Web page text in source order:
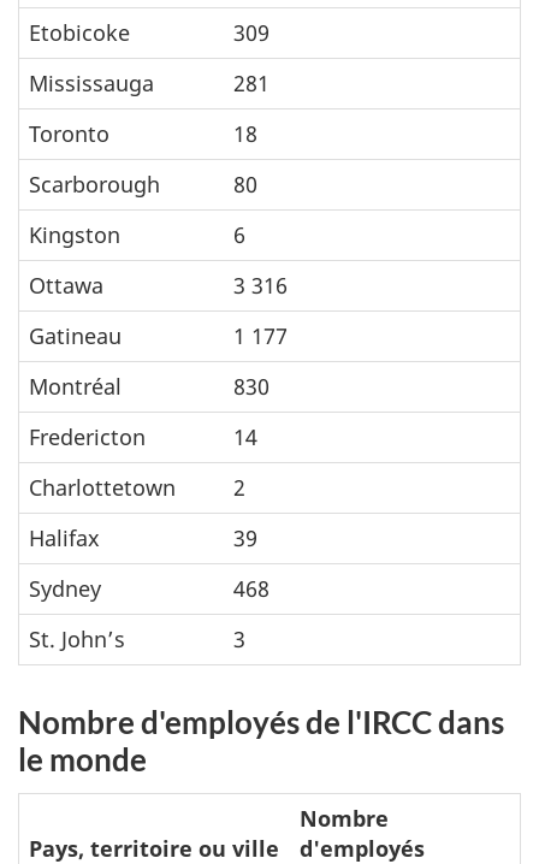
Etobicoke
309
Mississauga
281
Toronto
18
Scarborough
80
Kingston
6
Ottawa
3 316
Gatineau
1 177
Montréal
830
Fredericton
14
Charlottetown
2
Halifax
39
Sydney
468
St. John’s
3
Nombre d'employés de l'IRCC dans
le monde
Pays, territoire ou ville
Nombre
d'employés